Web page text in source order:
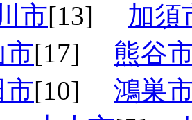
市[13] 加須
市[17] 熊谷
市[10] 鴻巣